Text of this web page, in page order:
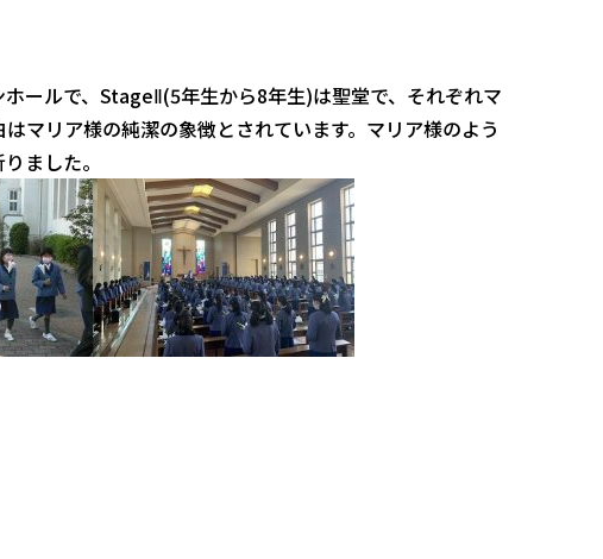
ールで、StageⅡ(5年生から8年生)は聖堂で、それぞれマ
マリア様の純潔の象徴とされています。マリア様のよう
ました。